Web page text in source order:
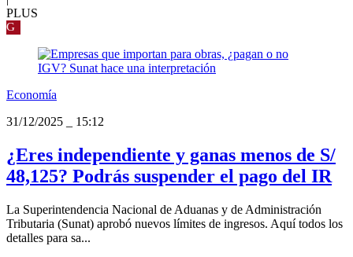
PLUS
G
Economía
31/12/2025
15:12
¿Eres independiente y ganas menos de S/
48,125? Podrás suspender el pago del IR
La Superintendencia Nacional de Aduanas y de Administración
Tributaria (Sunat) aprobó nuevos límites de ingresos. Aquí todos los
detalles para sa...